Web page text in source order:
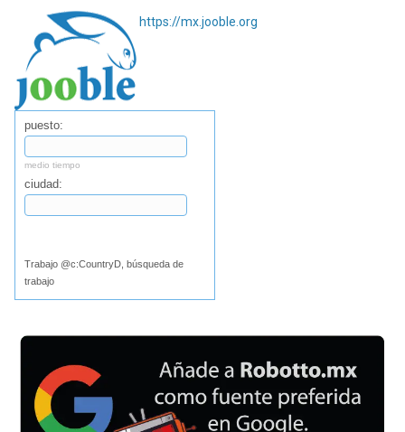
https://mx.jooble.org
puesto:
medio tiempo
ciudad:
Trabajo @c:CountryD, búsqueda de
trabajo